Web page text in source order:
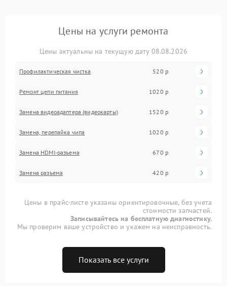
Цены на услуги ремонта
Цены актуальны на текущую дату 08.08.2026
Профилактическая чистка 520 р
Ремонт цепи питания 1020 р
Замена видеоадаптера (видеокарты) 1520 р
Замена, перепайка чипа 1020 р
Замена HDMI-разъема 670 р
Замена разъема 420 р
Цены в прайс-листе указаны ориентировочные, без учета
стоимости запчастей.
Записывайтесь на бесплатную диагностику.
Мы проверим ваше устройство и укажем на неисправность.
Показать все услуги